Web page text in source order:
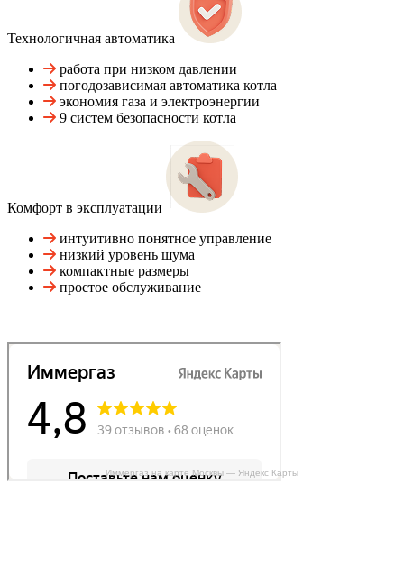
Технологичная автоматика
работа при низком давлении
погодозависимая автоматика котла
экономия газа и электроэнергии
9 систем безопасности котла
Комфорт в эксплуатации
интуитивно понятное управление
низкий уровень шума
компактные размеры
простое обслуживание
Иммергаз на карте Москвы — Яндекс Карты